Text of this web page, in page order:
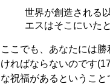
世界が創造される
エスはそこにいた
ここでも、あなたには
ければならないのです
な祝福があるというこ